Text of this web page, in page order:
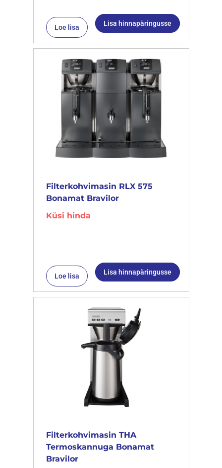
Loe lisa Lisa hinnapäringusse
Filterkohvimasin RLX 575
Bonamat Bravilor
Küsi hinda
Loe lisa Lisa hinnapäringusse
Filterkohvimasin THA
Termoskannuga Bonamat
Bravilor